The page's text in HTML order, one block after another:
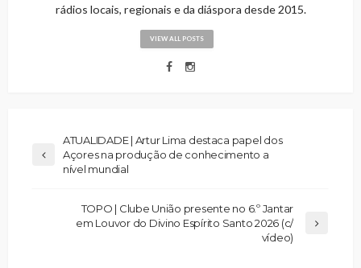
rádios locais, regionais e da diáspora desde 2015.
VIEW ALL POSTS
ATUALIDADE | Artur Lima destaca papel dos
Açores na produção de conhecimento a
nível mundial
TOPO | Clube União presente no 6.º Jantar
em Louvor do Divino Espírito Santo 2026 (c/
vídeo)